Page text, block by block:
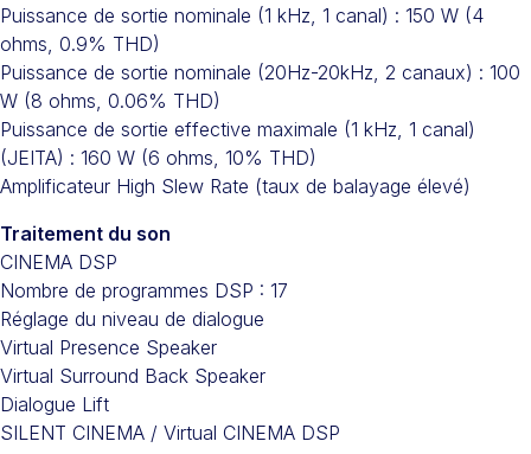
Puissance de sortie nominale (1 kHz, 1 canal) : 150 W (4
ohms, 0.9% THD)
Puissance de sortie nominale (20Hz-20kHz, 2 canaux) : 100
W (8 ohms, 0.06% THD)
Puissance de sortie effective maximale (1 kHz, 1 canal)
(JEITA) : 160 W (6 ohms, 10% THD)
Amplificateur High Slew Rate (taux de balayage élevé)
Traitement du son
CINEMA DSP
Nombre de programmes DSP : 17
Réglage du niveau de dialogue
Virtual Presence Speaker
Virtual Surround Back Speaker
Dialogue Lift
SILENT CINEMA / Virtual CINEMA DSP